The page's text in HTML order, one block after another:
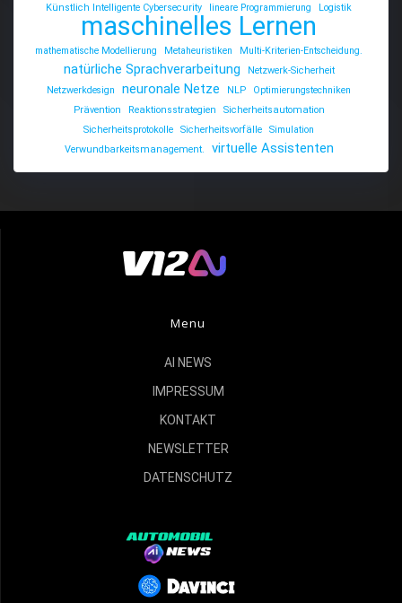
Künstlich Intelligente Cybersecurity lineare Programmierung Logistik
maschinelles Lernen
mathematische Modellierung Metaheuristiken Multi-Kriterien-Entscheidung.
natürliche Sprachverarbeitung
Netzwerk-Sicherheit
Netzwerkdesign
neuronale Netze NLP
Optimierungstechniken
Prävention
Reaktionsstrategien
Sicherheitsautomation
Sicherheitsprotokolle
Sicherheitsvorfälle
Simulation
Verwundbarkeitsmanagement.
virtuelle Assistenten
Menu
AI NEWS
IMPRESSUM
KONTAKT
NEWSLETTER
DATENSCHUTZ